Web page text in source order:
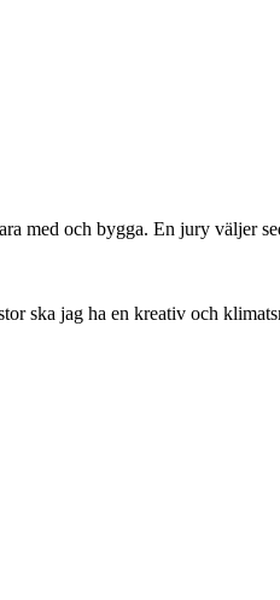
med och bygga. En jury väljer
ska jag ha en kreativ och